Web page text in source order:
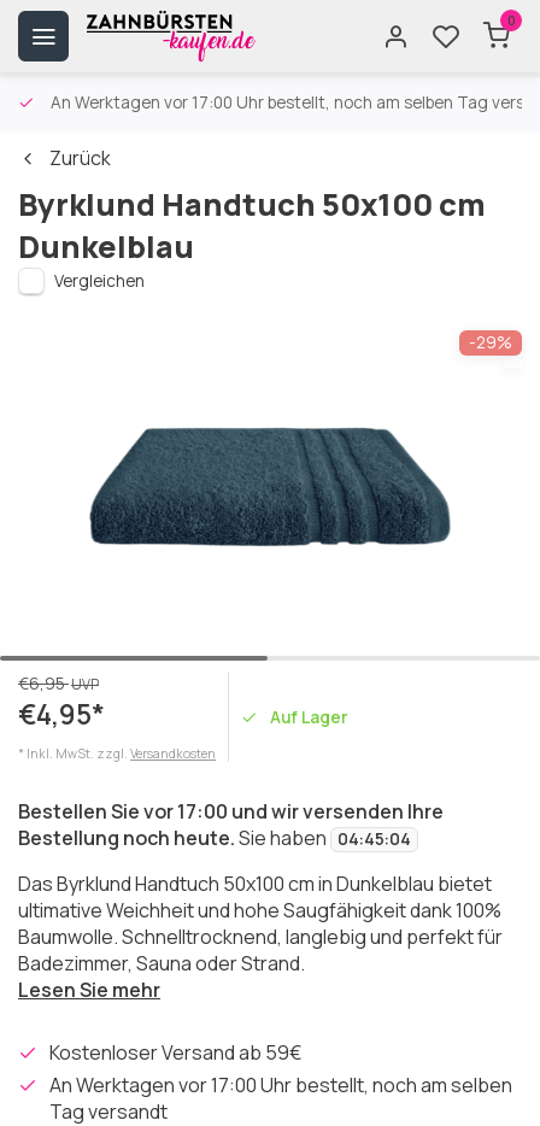
0
An Werktagen vor 17:00 Uhr bestellt, noch am selben Tag
Zurück
Byrklund Handtuch 50x100 cm
Dunkelblau
Vergleichen
-29%
€6,95UVP
€4,95*
* Inkl. MwSt. zzgl. Versandkosten
Auf Lager
Bestellen Sie vor 17:00 und wir versenden Ihre
Bestellung noch heute.Sie haben 04:45:04
Das Byrklund Handtuch 50x100 cm in Dunkelblau bietet
ultimative Weichheit und hohe Saugfähigkeit dank 100%
Baumwolle. Schnelltrocknend, langlebig und perfekt für
Badezimmer, Sauna oder Strand.
Lesen Sie mehr
Kostenloser Versand ab 59€
An Werktagen vor 17:00 Uhr bestellt, noch am selben
Tag versandt